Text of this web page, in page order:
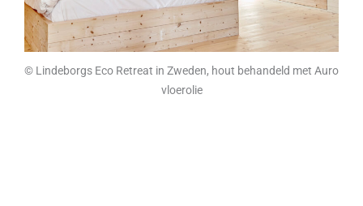
© Lindeborgs Eco Retreat in Zweden, hout behandeld met Auro
vloerolie